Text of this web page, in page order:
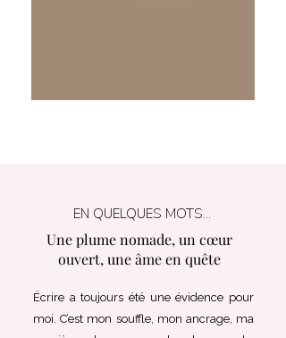
Une plume nomade, un cœur
ouvert, une âme en quête
Écrire a toujours été une évidence pour
moi. C’est mon souffle, mon ancrage, ma
EN QUELQUES MOTS...